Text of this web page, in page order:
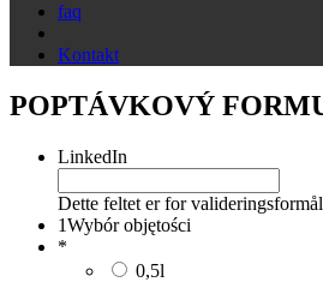
faq
Kontakt
POPTÁVKOVÝ
LinkedIn
Dette feltet er for
1Wybór objętości
*
0,5l